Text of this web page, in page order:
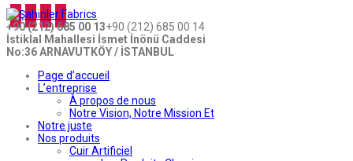
+90 (212) 685 00 13+90 (212) 685 00 14
İstiklal Mahallesi İsmet İnönü Caddesi
No:36 ARNAVUTKÖY / İSTANBUL
Page d’accueil
L’entreprise
À propos de nous
Notre Vision, Notre Mission Et
Notre juste
Nos produits
Cuir Artificiel